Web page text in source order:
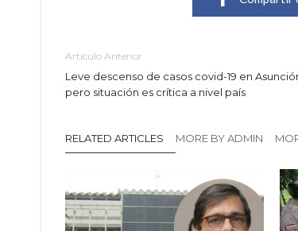
Artículo Anterior
Leve descenso de casos covid-19 en
pero situación es crítica a nivel país
RELATED ARTICLES MORE BY ADMIN